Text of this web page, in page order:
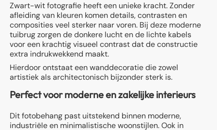
Zwart-wit fotografie heeft een unieke kracht. Zonder
afleiding van kleuren komen details, contrasten en
composities veel sterker naar voren. Bij deze moderne
tuibrug zorgen de donkere lucht en de lichte kabels
voor een krachtig visueel contrast dat de constructie
extra indrukwekkend maakt.
Hierdoor ontstaat een wanddecoratie die zowel
artistiek als architectonisch bijzonder sterk is.
Perfect voor moderne en zakelijke interieurs
Dit fotobehang past uitstekend binnen moderne,
industriële en minimalistische woonstijlen. Ook in